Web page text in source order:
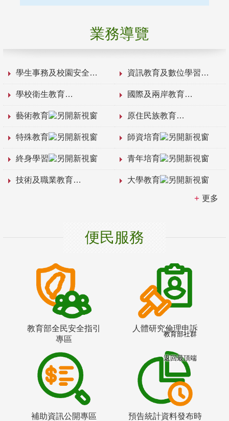
業務導覽
學生事務及校園安全 資訊教育及數位學習
學校衛生教育 國際及兩岸教育
藝術教育 原住民族教育
特殊教育 師資培育
終身學習 青年培育
技術及職業教育 大學教育
更多
便民服務
教育部全民安全指引
專區
人體研究倫理申訴
補助資訊公開專區
預告統計資料發布時
教育部社群
返回最頂端